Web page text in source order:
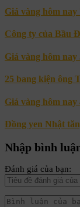
Giá vàng hôm
Công ty của Bầu
Giá vàng hôm
25 bang kiện ông
Giá vàng hôm
Đồng yen Nhật
Nhập bình
Đánh giá của bạn: